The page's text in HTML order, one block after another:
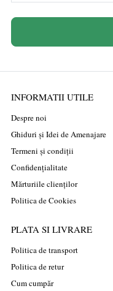
INFORMATII UTILE
Despre noi
Ghiduri și Idei de Amenajare
Termeni și condiții
Confidențialitate
Mărturiile clienților
Politica de Cookies
PLATA SI LIVRARE
Politica de transport
Politica de retur
Cum cumpăr